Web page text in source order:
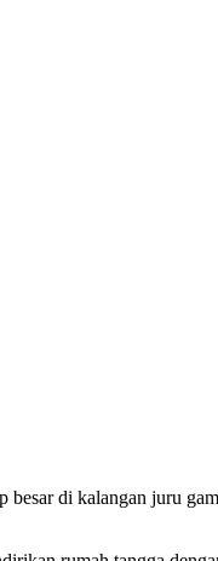
di kalangan juru